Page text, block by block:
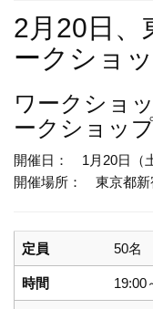
2月20日、
ークショ
ワークショ
ークショッ
開催日： 1月20日（
開催場所： 東京都新
定員 50名
時間 19:00